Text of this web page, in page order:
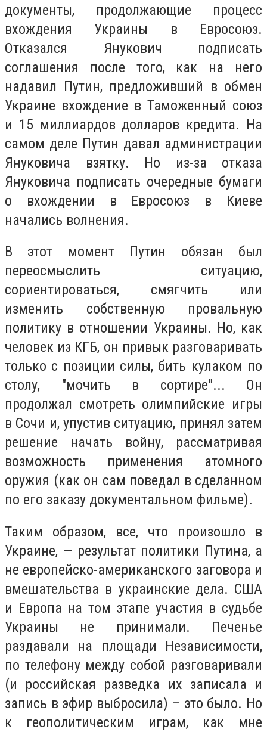
документы, продолжающие процесс
вхождения Украины в Евросоюз.
Отказался Янукович подписать
соглашения после того, как на него
надавил Путин, предложивший в обмен
Украине вхождение в Таможенный союз
и 15 миллиардов долларов кредита. На
самом деле Путин давал администрации
Януковича взятку. Но из-за отказа
Януковича подписать очередные бумаги
о вхождении в Евросоюз в Киеве
начались волнения.
В этот момент Путин обязан был
переосмыслить ситуацию,
сориентироваться, смягчить или
изменить собственную провальную
политику в отношении Украины. Но, как
человек из КГБ, он привык разговаривать
только с позиции силы, бить кулаком по
столу, "мочить в сортире"... Он
продолжал смотреть олимпийские игры
в Сочи и, упустив ситуацию, принял затем
решение начать войну, рассматривая
возможность применения атомного
оружия (как он сам поведал в сделанном
по его заказу документальном фильме).
Таким образом, все, что произошло в
Украине, — результат политики Путина, а
не европейско-американского заговора и
вмешательства в украинские дела. США
и Европа на том этапе участия в судьбе
Украины не принимали. Печенье
раздавали на площади Независимости,
по телефону между собой разговаривали
(и российская разведка их записала и
запись в эфир выбросила) – это было. Но
к геополитическим играм, как мне